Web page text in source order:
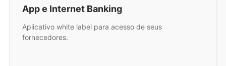
App e Internet Banking
Aplicativo white label para acesso de seus
fornecedores.